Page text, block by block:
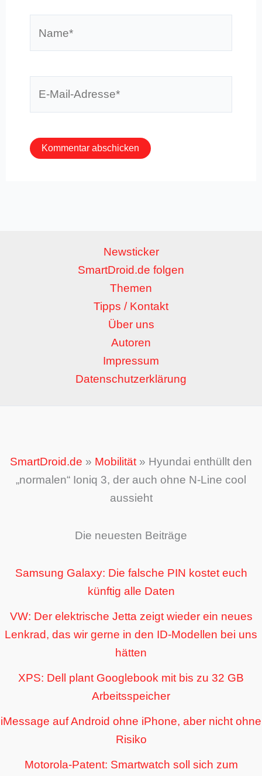
Newsticker
SmartDroid.de folgen
Themen
Tipps / Kontakt
Über uns
Autoren
Impressum
Datenschutzerklärung
SmartDroid.de » Mobilität » Hyundai enthüllt den
„normalen“ Ioniq 3, der auch ohne N-Line cool
aussieht
Die neuesten Beiträge
Samsung Galaxy: Die falsche PIN kostet euch
künftig alle Daten
VW: Der elektrische Jetta zeigt wieder ein neues
Lenkrad, das wir gerne in den ID-Modellen bei uns
hätten
XPS: Dell plant Googlebook mit bis zu 32 GB
Arbeitsspeicher
iMessage auf Android ohne iPhone, aber nicht ohne
Risiko
Motorola-Patent: Smartwatch soll sich zum